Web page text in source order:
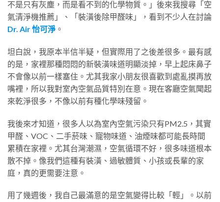
不是只有灰塵，而是看不到的化學物質。」後來我搜尋「空
氣清淨機推薦」、「裝潢後除甲醛味」，看到不少人在討論
Dr. Air 怡可淨 。
坦白說，我原本半信半疑，但實際用了之後差很多。最有感
的是，家裡那種悶悶的新裝潢味道明顯淡掉，早上起床鼻子
不會像以前一樣塞住。尤其我家小朋友很喜歡到處亂摸再放
嘴裡，所以我對室內空氣品質特別在意。現在客廳空氣聞起
來乾淨很多，不像以前有種化學味殘留。
我後來才知道，很多人以為室內空氣污染只有PM2.5，其實
甲醛、VOC、二手菸味、寵物味道、油煙味都可能長時間
累積在家裡。尤其台灣潮濕，空氣循環不好，很多味道根本
散不掉。像我們這種有裝潢、過敏體質、小孩或長輩的家
庭，真的更需要注意。
用了幾週後，我自己最滿意的是空氣變得比較「輕」。以前